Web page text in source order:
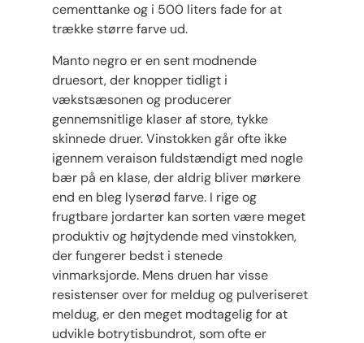
cementtanke og i 500 liters fade for at
trække større farve ud.
Manto negro er en sent modnende
druesort, der knopper tidligt i
vækstsæsonen og producerer
gennemsnitlige klaser af store, tykke
skinnede druer. Vinstokken går ofte ikke
igennem veraison fuldstændigt med nogle
bær på en klase, der aldrig bliver mørkere
end en bleg lyserød farve. I rige og
frugtbare jordarter kan sorten være meget
produktiv og højtydende med vinstokken,
der fungerer bedst i stenede
vinmarksjorde. Mens druen har visse
resistenser over for meldug og pulveriseret
meldug, er den meget modtagelig for at
udvikle botrytisbundrot, som ofte er